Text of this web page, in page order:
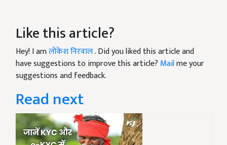
Like this article?
Hey! I amलोकेश निरवाल. Did you liked this article and
have suggestions to improve this article? Mailme your
suggestions and feedback.
Read next